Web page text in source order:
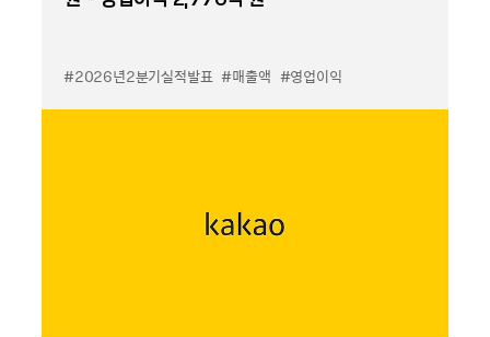
#2026년2분기실적발표 #매출액 #영업이익